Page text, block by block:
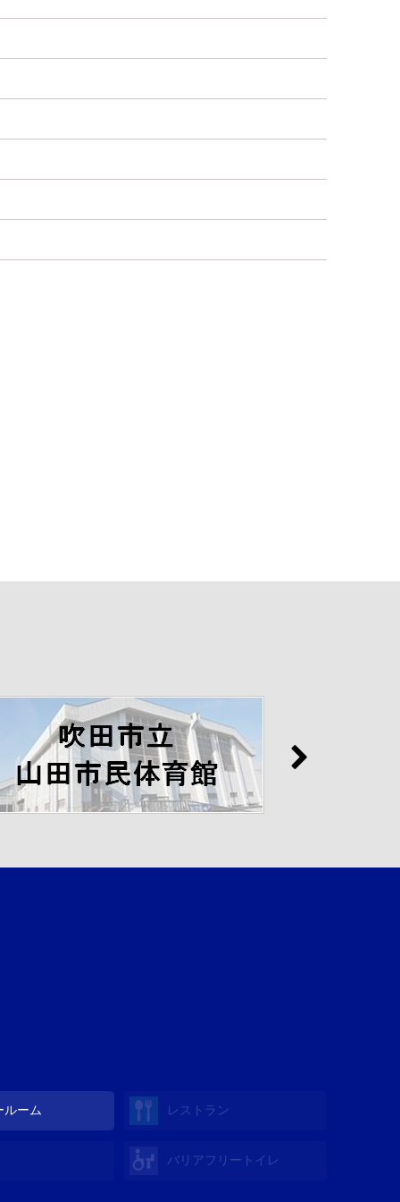
ルーム レストラン
バリアフリートイレ